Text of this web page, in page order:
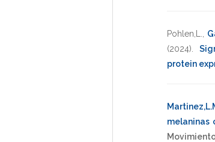
Pohlen,L.
(2024)
protein
melaninas